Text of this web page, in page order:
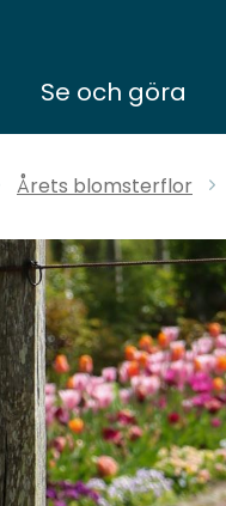
Se och göra
Årets blomsterflor